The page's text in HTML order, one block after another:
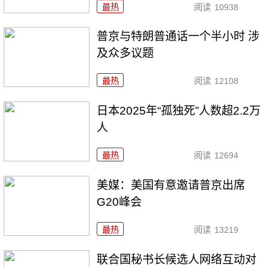
最热 阅读 10938
普京与特朗普通话一个半小时 涉
及众多议题
最热 阅读 12108
日本2025年“孤独死”人数超2.2万
人
最热 阅读 12694
美媒：美国有意邀请普京出席
G20峰会
最热 阅读 13219
联合国秘书长候选人网络互动对